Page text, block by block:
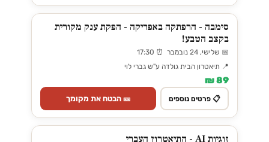
סימבה - הרפתקה באפריקה - הפקת ענק מקורית
בקצב הטבע!
📅 שלישי, 24 נובמבר ⏰ 17:30
📍 תיאטרון הבית גולדה ע"ש גברי לוי
89 ₪
📋 פרטים נוספים 🎫 הבטח את מקומך
זוגיות AI - התיאטרון העברי